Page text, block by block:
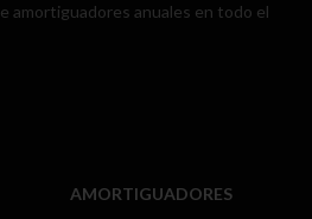
amortiguadores anuales en todo el
AMORTIGUADORES